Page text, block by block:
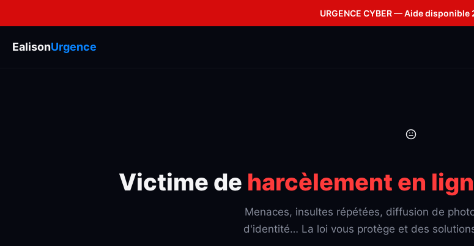
URGENCE CYBER — Aide disponible
EalisonUrgence
Victime de harcèlement en
Menaces, insultes répétées, diffusion de
d'identité… La loi vous protège et des